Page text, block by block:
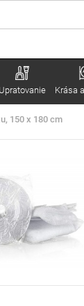
Upratovanie Krása
150 x 180 cm